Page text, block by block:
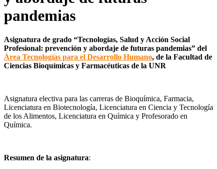
pandemias
Asignatura de grado “Tecnologías, Salud y Acción Social
Profesional: prevención y abordaje de futuras pandemias” del
Área Tecnologías para el Desarrollo Humano, de la Facultad de
Ciencias Bioquímicas y Farmacéuticas de la UNR
Asignatura electiva para las carreras de Bioquímica, Farmacia,
Licenciatura en Biotecnología, Licenciatura en Ciencia y Tecnología
de los Alimentos, Licenciatura en Química y Profesorado en
Química.
Resumen de la asignatura: